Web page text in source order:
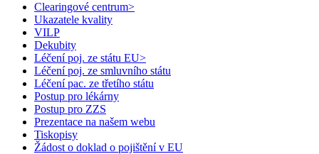
Clearingové centrum>
Ukazatele kvality
VILP
Dekubity
Léčení poj. ze státu EU>
Léčení poj. ze smluvního státu
Léčení pac. ze třetího státu
Postup pro lékárny
Postup pro ZZS
Prezentace na našem webu
Tiskopisy
Žádost o doklad o pojištění v EU